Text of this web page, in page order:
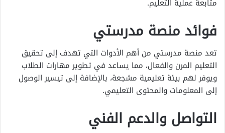
متابعة عملية التعليم.
فوائد منصة مدرستي
تعد منصة مدرستي من أهم الأدوات التي تهدف إلى تحقيق
التعليم المرن والفعال، مما يساعد في تطوير مهارات الطلاب
ويوفر لهم بيئة تعليمية مشجعة، بالإضافة إلى تيسير الوصول
إلى المعلومات والمحتوى التعليمي.
التواصل والدعم الفني